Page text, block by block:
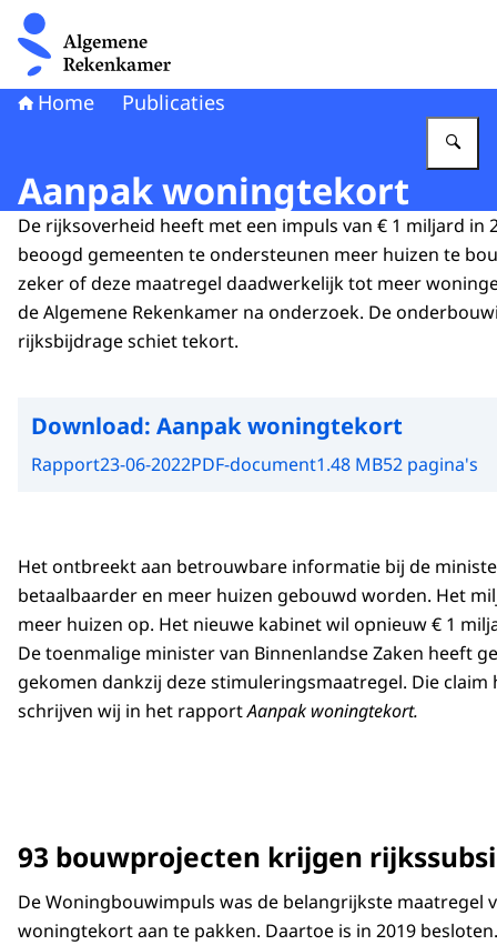
Naar de homepage van Algemene Rekenkamer
Home Publicaties
Aanpak woningtekort
De rijksoverheid heeft met een impuls van € 1 miljard in
beoogd gemeenten te ondersteunen meer huizen te
zeker of deze maatregel daadwerkelijk tot meer
de Algemene Rekenkamer na onderzoek. De
rijksbijdrage schiet tekort.
Download: Aanpak woningtekort
Rapport23-06-2022PDF-document1.48 MB52 pagina's
Het ontbreekt aan betrouwbare informatie bij de
betaalbaarder en meer huizen gebouwd worden. Het
meer huizen op. Het nieuwe kabinet wil opnieuw € 1
De toenmalige minister van Binnenlandse Zaken heeft
gekomen dankzij deze stimuleringsmaatregel. Die
schrijven wij in het rapportAanpak woningtekort.
93 bouwprojecten krijgen
De Woningbouwimpuls was de belangrijkste maatregel
woningtekort aan te pakken. Daartoe is in 2019